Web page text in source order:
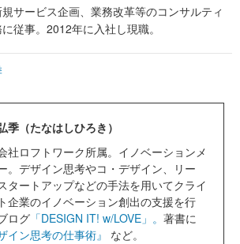
サービス企画、業務改革等のコンサルティ
従事。2012年に入社し現職。
季（たなはしひろき）
社ロフトワーク所属。イノベーションメ
。デザイン思考やコ・デザイン、リー
タートアップなどの手法を用いてクライ
企業のイノベーション創出の支援を行
ログ 「DESIGN IT! w/LOVE」。著書に
イン思考の仕事術』
など。